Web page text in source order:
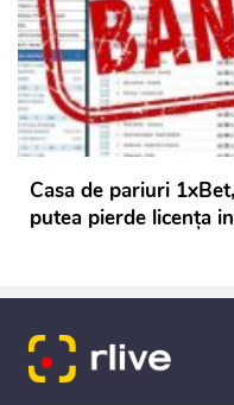
Casa de pariuri
putea pierde licența